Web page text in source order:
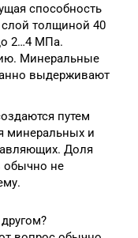
способность
толщиной 40
2…4 МПа.
Минеральные
выдерживают
путем
минеральных и
Доля
обычно не